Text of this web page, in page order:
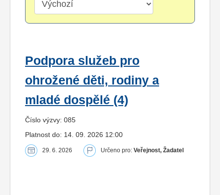
Podpora služeb pro
ohrožené děti, rodiny a
mladé dospělé (4)
Číslo výzvy: 085
Platnost do: 14. 09. 2026 12:00
29. 6. 2026 Určeno pro: Veřejnost, Žadatel